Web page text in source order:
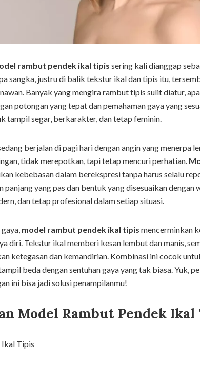
rambut pendek ikal tipis sering kali dianggap
sangka, justru di balik tekstur ikal dan tipis itu,
Banyak yang mengira rambut tipis sulit diatur,
potongan yang tepat dan pemahaman gaya yang
tampil segar, berkarakter, dan tetap feminin.
berjalan di pagi hari dengan angin yang menerpa
tidak merepotkan, tapi tetap mencuri perhatian.
kebebasan dalam berekspresi tanpa harus selalu
panjang yang pas dan bentuk yang disesuaikan dengan
dan tetap profesional dalam setiap situasi.
model rambut pendek ikal tipis mencerminkan
diri. Tekstur ikal memberi kesan lembut dan manis,
ketegasan dan kemandirian. Kombinasi ini cocok
beda dengan sentuhan gaya yang tak biasa. Yuk,
ini bisa jadi solusi penampilanmu!
Model Rambut Pendek Ikal